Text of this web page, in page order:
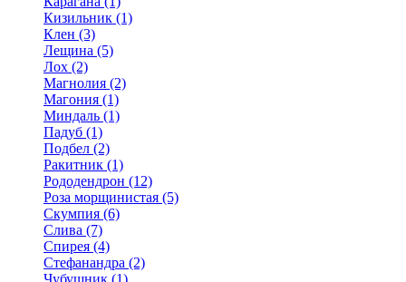
Кизильник (1)
Клен (3)
Лещина (5)
Лох (2)
Магнолия (2)
Магония (1)
Миндаль (1)
Падуб (1)
Подбел (2)
Ракитник (1)
Рододендрон (12)
Роза морщинистая (5)
Скумпия (6)
Слива (7)
Спирея (4)
Стефанандра (2)
Чубушник (1)